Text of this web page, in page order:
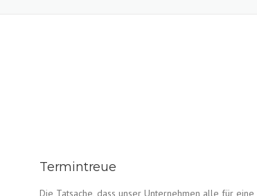
Termintreue
Die Tatsache, dass unser Unternehmen alle für